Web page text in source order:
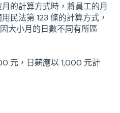
的計算方式時，將員工的月
民法第 123 條的計算方式，
大小月的日數不同有所區
元，日薪應以 1,000 元計